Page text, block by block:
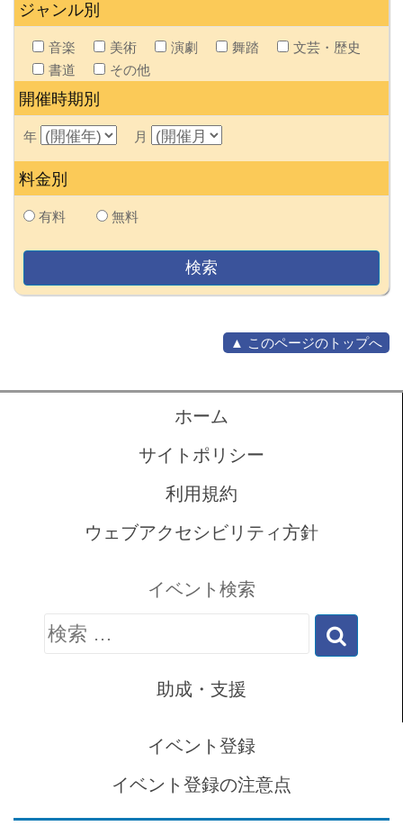
ジャンル別
音楽 美術 演劇 舞踏
文芸・歴史
書道
その他
開催時期別
年 月
料金別
有料 無料
▲ このページのトップへ
ホーム
サイトポリシー
利用規約
ウェブアクセシビリティ方針
イベント検索
検
助成・支援
イベント登録
イベント登録の注意点